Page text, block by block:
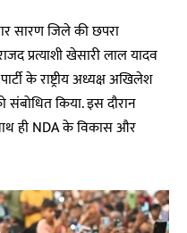
सारण जिले की छपरा
प्रत्याशी खेसारी लाल यादव
के राष्ट्रीय अध्यक्ष अखिलेश
किया. इस दौरान
ही NDA के विकास और